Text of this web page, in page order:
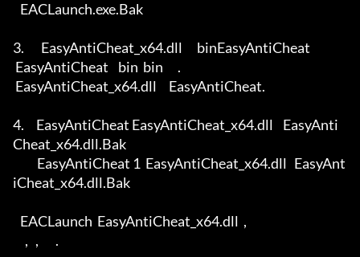
3.       EasyAntiCheat_x64.dll      binEasyAntiCheat
4.     EasyAntiCheat EasyAntiCheat_x64.dll    EasyAnti
Cheat_x64.dll.Bak
iCheat_x64.dll.Bak
     ,   ,       .